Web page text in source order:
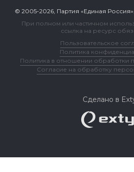
© 2005-2026, Партия «Единая
При полном или частичном
ссылка на ресурс
Пользовательское
Политика
Политика в отношении обработки
Согласие на обработку
Сделано в